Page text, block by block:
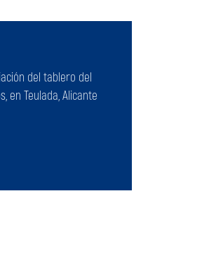
del tablero del
en Teulada, Alicante